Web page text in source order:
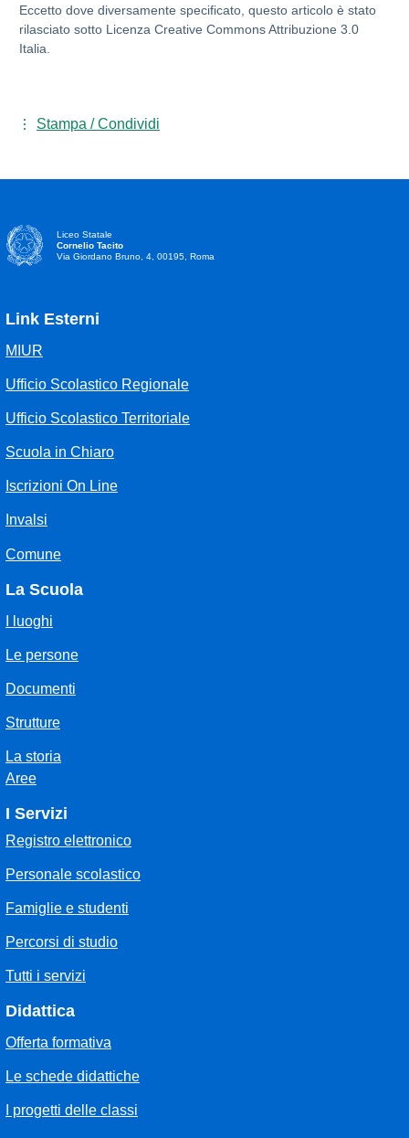
Eccetto dove diversamente specificato, questo articolo è stato
rilasciato sotto Licenza Creative Commons Attribuzione 3.0
Italia.
Stampa / Condividi
Liceo Statale
Cornelio Tacito
Via Giordano Bruno, 4, 00195, Roma
Link Esterni
MIUR
Ufficio Scolastico Regionale
Ufficio Scolastico Territoriale
Scuola in Chiaro
Iscrizioni On Line
Invalsi
Comune
La Scuola
I luoghi
Le persone
Documenti
Strutture
La storia
Aree
I Servizi
Registro elettronico
Personale scolastico
Famiglie e studenti
Percorsi di studio
Tutti i servizi
Didattica
Offerta formativa
Le schede didattiche
I progetti delle classi